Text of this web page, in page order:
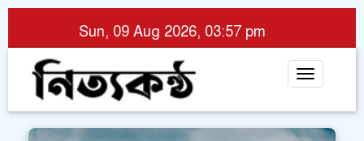
Sun, 09 Aug 2026, 03:57 pm
Toggle